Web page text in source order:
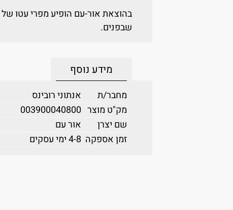
בהוצאת אור-עם הופיע מפרי עטו
שבפנים.
מידע נוסף
מחבר/ת
אנתוני רובינס
מק"ט מוצר 003900040800
שם יצרן
אור עם
זמן אספקה 4-8 ימי עסקים